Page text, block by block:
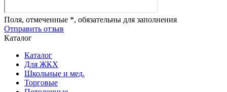
Поля, отмеченные *, обязательны для заполнения
Отправить отзыв
Каталог
Каталог
Для ЖКХ
Школьные и мед.
Торговые